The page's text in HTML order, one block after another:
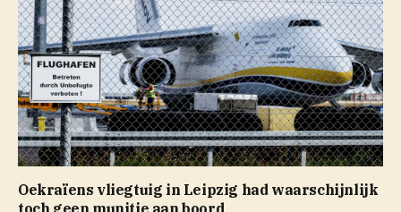
Oekraïens vliegtuig in Leipzig had waarschijnlijk
toch geen munitie aan boord